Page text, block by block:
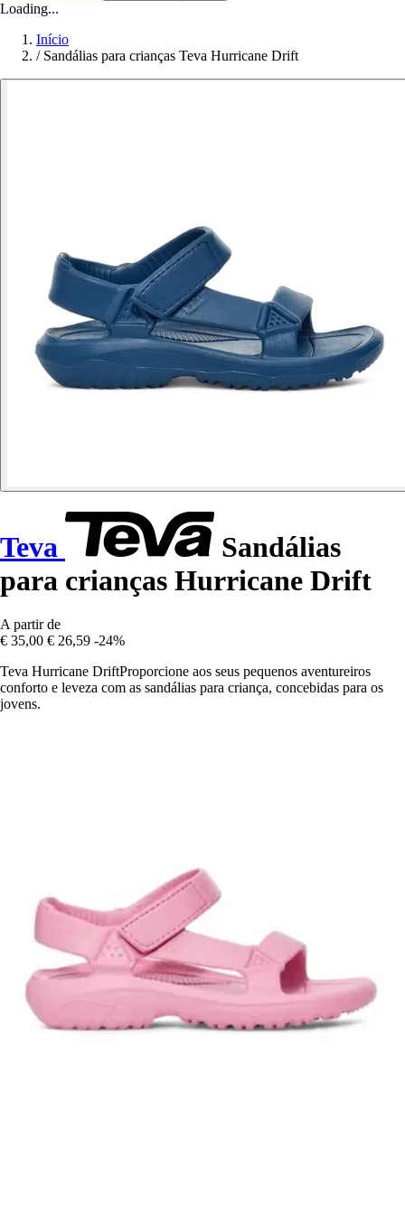
Loading...
Início
/ Sandálias para crianças Teva Hurricane Drift
Teva
Sandálias
para crianças Hurricane Drift
A partir de
€ 35,00 € 26,59 -24%
Teva Hurricane DriftProporcione aos seus pequenos aventureiros
conforto e leveza com as sandálias para criança, concebidas para os
jovens.